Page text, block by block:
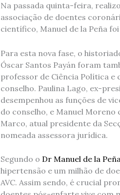
Na passada quinta-feira,
associação de doentes
científico, Manuel de la Peña
Para esta nova fase, o
Óscar Santos Payán foram
professor de Ciência Política e
conselho. Paulina Lago, ex-
desempenhou as funções de
do conselho, e Manuel
Marco, atual presidente da
nomeada assessora jurídica.
Segundo o Dr Manuel de la
hipertensão e um milhão de
AVC. Assim sendo, é crucial